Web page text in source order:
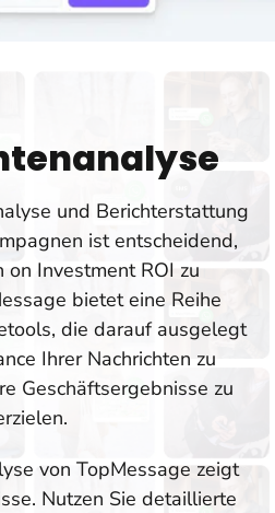
und Berichterstattung
ist entscheidend,
on Investment ROI zu
bietet eine Reihe
die darauf ausgelegt
Ihrer Nachrichten zu
Geschäftsergebnisse zu
von TopMessage zeigt
Nutzen Sie detaillierte